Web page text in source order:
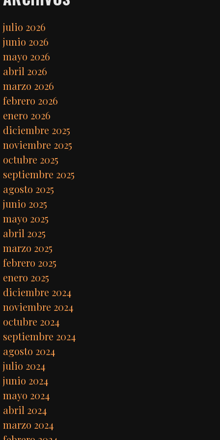
julio 2026
junio 2026
mayo 2026
abril 2026
marzo 2026
febrero 2026
enero 2026
diciembre 2025
noviembre 2025
octubre 2025
septiembre 2025
agosto 2025
junio 2025
mayo 2025
abril 2025
marzo 2025
febrero 2025
enero 2025
diciembre 2024
noviembre 2024
octubre 2024
septiembre 2024
agosto 2024
julio 2024
junio 2024
mayo 2024
abril 2024
marzo 2024